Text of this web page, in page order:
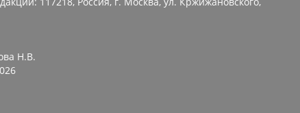
Н.В.